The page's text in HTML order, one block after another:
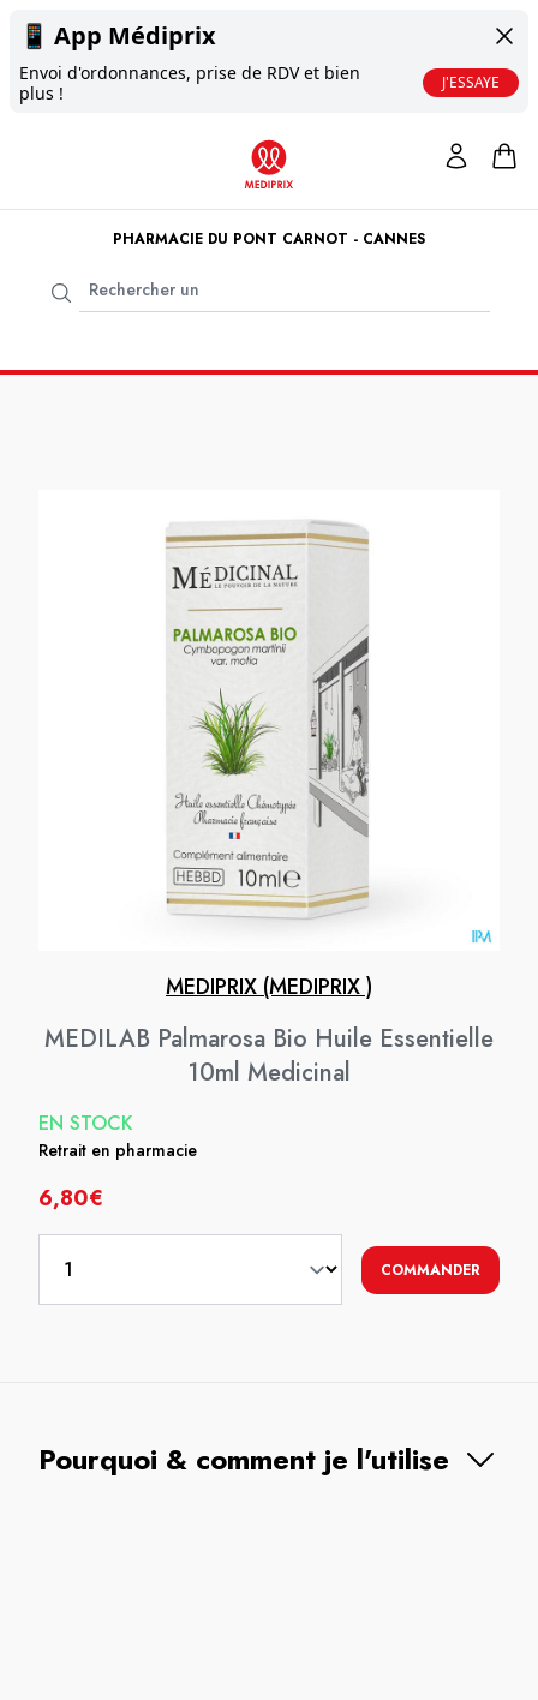
📱 App Médiprix
Envoi d'ordonnances, prise de RDV et bien
plus !
J'ESSAYE
PHARMACIE DU PONT CARNOT - CANNES
MEDIPRIX (MEDIPRIX )
MEDILAB Palmarosa Bio Huile Essentielle
10ml Medicinal
EN STOCK
Retrait en pharmacie
6,80€
COMMANDER
Pourquoi & comment je l'utilise